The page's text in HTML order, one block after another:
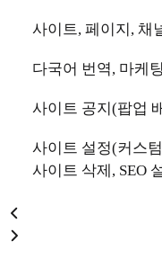
사이트, 페이지, 채
다국어 번역, 마케
사이트 공지(팝업
사이트 설정(커스
사이트 삭제, SEO